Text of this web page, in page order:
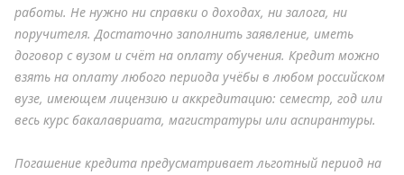
работы. Не нужно ни справки о доходах, ни залога, ни
поручителя. Достаточно заполнить заявление, иметь
договор с вузом и счёт на оплату обучения. Кредит можно
взять на оплату любого периода учёбы в любом российском
вузе, имеющем лицензию и аккредитацию: семестр, год или
весь курс бакалавриата, магистратуры или аспирантуры.
Погашение кредита предусматривает льготный период на